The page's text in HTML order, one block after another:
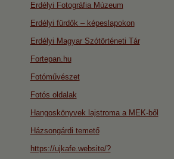
Erdélyi Fotográfia Múzeum
Erdélyi fürdők – képeslapokon
Erdélyi Magyar Szótörténeti Tár
Fortepan.hu
Fotóművészet
Fotós oldalak
Hangoskönyvek lajstroma a MEK-ből
Házsongárdi temető
https://ujkafe.website/?